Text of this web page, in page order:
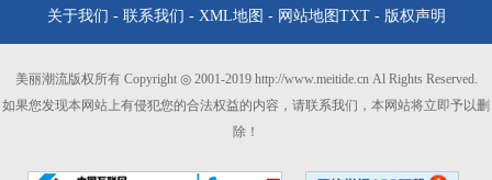
关于我们 - 联系我们 - XML地图 - 网站地图 TXT- 版权声明
美丽潮流版权所有 Copyright ◎ 2001-2019 http://www.meitide.cn Al Rights Reserved.
如果您发现本网站上有侵犯您的合法权益的内容，请联系我们，本网站将立即予以删
除！